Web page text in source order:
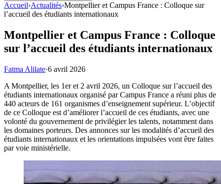
Accueil›Actualités›Montpellier et Campus France : Colloque sur
l’accueil des étudiants internationaux
Montpellier et Campus France : Colloque
sur l’accueil des étudiants internationaux
Fatma Alilate·6 avril 2026
A Montpellier, les 1er et 2 avril 2026, un Colloque sur l’accueil des
étudiants internationaux organisé par Campus France a réuni plus de
440 acteurs de 161 organismes d’enseignement supérieur. L’objectif
de ce Colloque est d’améliorer l’accueil de ces étudiants, avec une
volonté du gouvernement de privilégier les talents, notamment dans
les domaines porteurs. Des annonces sur les modalités d’accueil des
étudiants internationaux et les orientations impulsées vont être faites
par voie ministérielle.